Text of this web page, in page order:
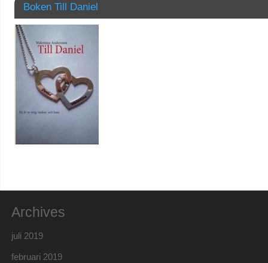
Boken Till Daniel
Archives
juli 2019
februari 2019